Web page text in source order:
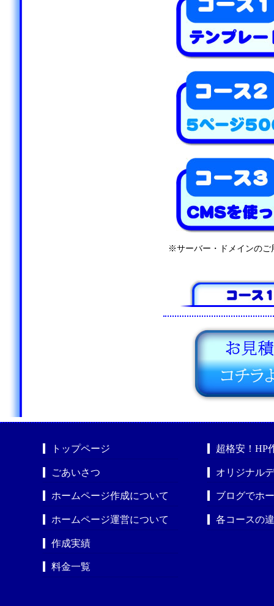
※サーバー・ドメインのご
トップページ
ごあいさつ
ホームページ作成について
ホームページ運営について
作成実績
料金一覧
超格安！HP
オリジナル
ブログでホ
各コースの